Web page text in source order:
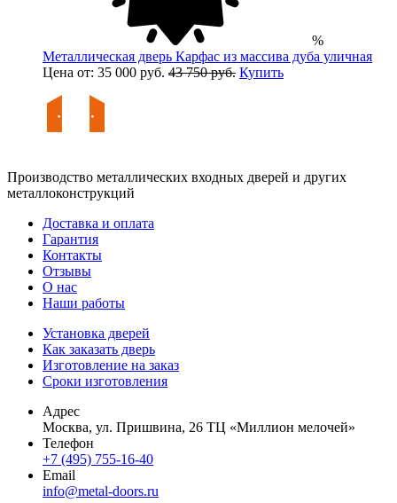
%
Металлическая дверь Карфас из массива дуба уличная
Цена от: 35 000 руб. 43 750 руб. Купить
Производство металлических входных дверей и других
металлоконструкций
Доставка и оплата
Гарантия
Контакты
Отзывы
О нас
Наши работы
Установка дверей
Как заказать дверь
Изготовление на заказ
Сроки изготовления
Адрес
Москва, ул. Пришвина, 26 ТЦ «Миллион мелочей»
Телефон
+7 (495) 755-16-40
Email
info@metal-doors.ru